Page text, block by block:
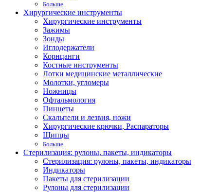
Больше
Хирургические инструменты
Хирургические инструменты
Зажимы
Зонды
Иглодержатели
Корнцанги
Костные инструменты
Лотки медицинские металлические
Молотки, угломеры
Ножницы
Офтальмология
Пинцеты
Скальпели и лезвия, ножи
Хирургические крючки, Распараторы
Щипцы
Больше
Стерилизация: рулоны, пакеты, индикаторы
Стерилизация: рулоны, пакеты, индикаторы
Индикаторы
Пакеты для стерилизации
Рулоны для стерилизации